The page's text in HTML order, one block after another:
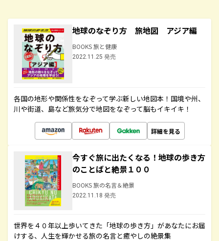
地球のなぞり方 旅地図 アジア編
BOOKS 旅と健康
2022.11.25 発売
各国の地形や関係性をなぞって学ぶ新しい地図本！国境や州、
川や街道、島など旅気分で地図をなぞって脳もイキイキ！
詳細を見る
今すぐ旅に出たくなる！地球の歩き方
のことばと絶景１００
BOOKS 旅の名言＆絶景
2022.11.18 発売
世界を４０年以上歩いてきた「地球の歩き方」があなたにお届
けする、人生を輝かせる旅の名言と癒やしの絶景集